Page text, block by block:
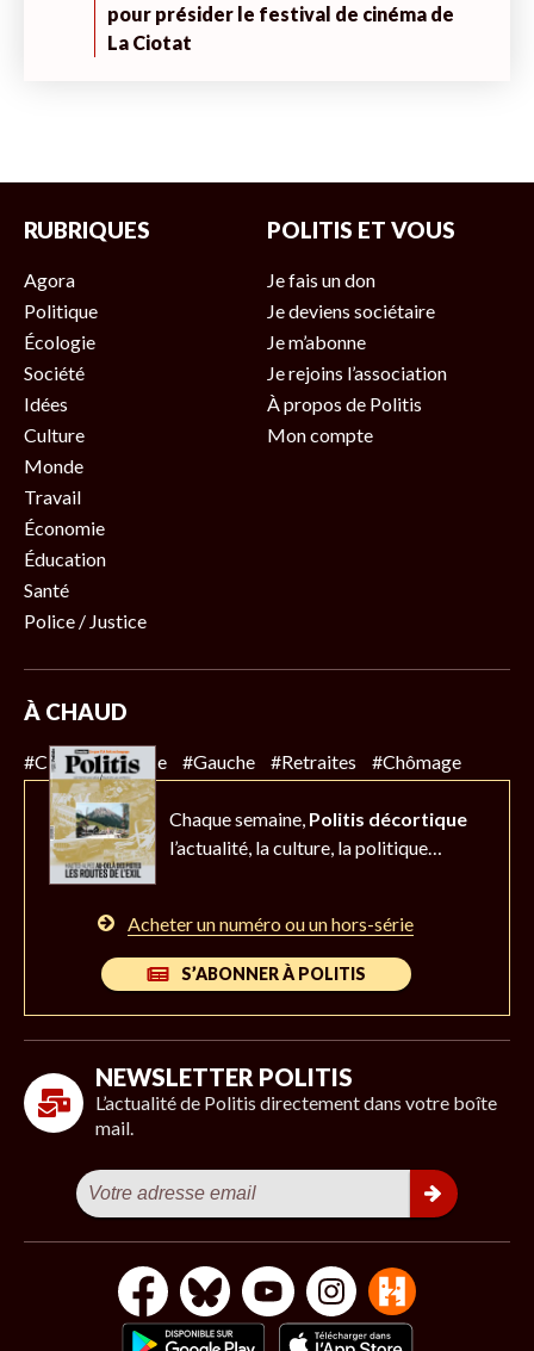
pour présider le festival de cinéma de
La Ciotat
RUBRIQUES
Agora
Politique
Écologie
Société
Idées
Culture
Monde
Travail
Économie
Éducation
Santé
Police / Justice
POLITIS ET VOUS
Je fais un don
Je deviens sociétaire
Je m’abonne
Je rejoins l’association
À propos de Politis
Mon compte
À CHAUD
#Climat #Police #Gauche #Retraites #Chômage
Chaque semaine, Politis décortique
l’actualité, la culture, la politique…
Acheter un numéro ou un hors-série
S’ABONNER À POLITIS
NEWSLETTER POLITIS
L’actualité de Politis directement dans votre boîte
mail.